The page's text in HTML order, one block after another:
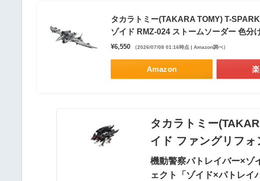
タカラトミー(TAKARA TOMY) T-
ゾイド RMZ-024 ストームソーダー 色分
¥6,550 （2026/07/08 01:16時点 | Amazon調べ）
Amazon
タカラトミー
イド ファングリフォ
機動警察パトレイバー×ゾ
ェクト「ゾイド×パトレイ